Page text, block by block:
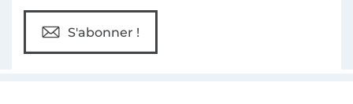
S'abonner !